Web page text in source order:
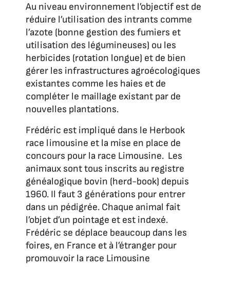
Au niveau environnement l’objectif est de
réduire l’utilisation des intrants comme
l’azote (bonne gestion des fumiers et
utilisation des légumineuses) ou les
herbicides (rotation longue) et de bien
gérer les infrastructures agroécologiques
existantes comme les haies et de
compléter le maillage existant par de
nouvelles plantations.
Frédéric est impliqué dans le Herbook
race limousine et la mise en place de
concours pour la race Limousine. Les
animaux sont tous inscrits au registre
généalogique bovin (herd-book) depuis
1960. Il faut 3 générations pour entrer
dans un pédigrée. Chaque animal fait
l’objet d’un pointage et est indexé.
Frédéric se déplace beaucoup dans les
foires, en France et à l’étranger pour
promouvoir la race Limousine